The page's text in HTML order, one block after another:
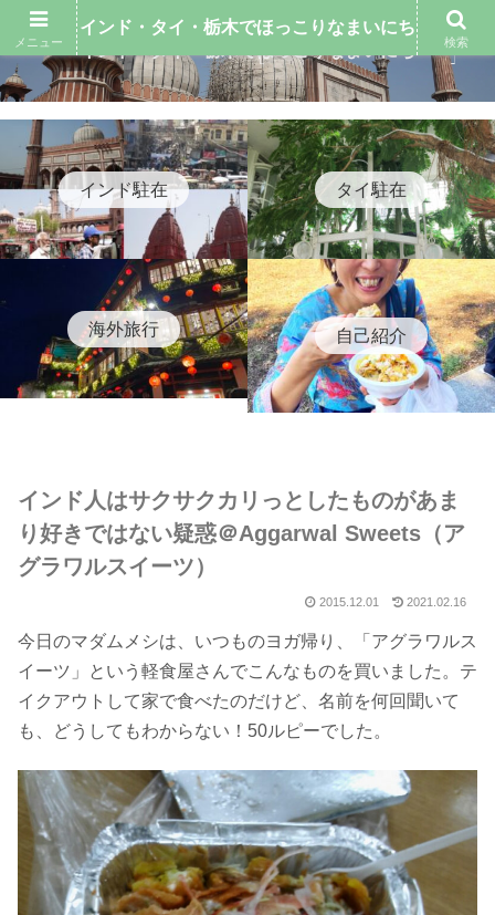
インド駐在 タイ駐在
海外旅行 自己紹介
インド人はサクサクカリっとしたものがあま
り好きではない疑惑＠Aggarwal Sweets（ア
グラワルスイーツ）
2015.12.01 2021.02.16
今日のマダムメシは、いつものヨガ帰り、「アグラワルス
イーツ」という軽食屋さんでこんなものを買いました。テ
イクアウトして家で食べたのだけど、名前を何回聞いて
も、どうしてもわからない！50ルピーでした。
メニュー
インド・タイ・栃木でほっこりなまいにち
検索